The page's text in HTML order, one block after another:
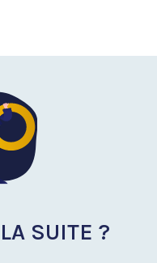
SUITE ?